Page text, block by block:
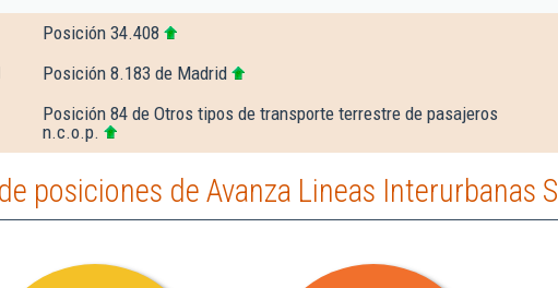
Posición 34.408
Posición 8.183 de Madrid
Posición 84 de Otros tipos de transporte terrestre de pasajeros
n.c.o.p.
posiciones de Avanza Lineas Interurbanas Sl